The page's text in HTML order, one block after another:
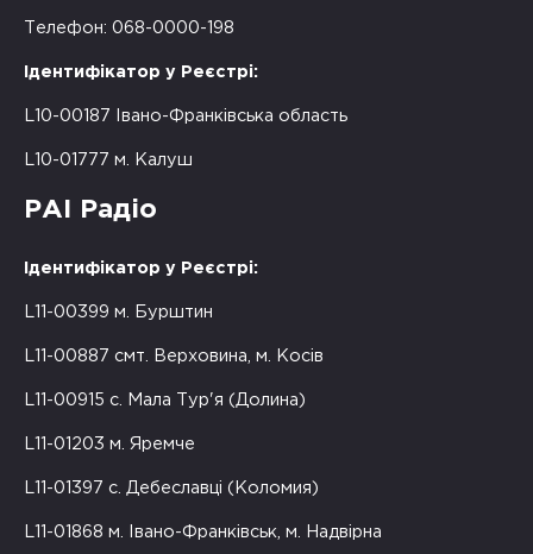
Телефон: 068-0000-198
Ідентифікатор у Реєстрі:
L10-00187 Івано-Франківська область
L10-01777 м. Калуш
РАІ Радіо
Ідентифікатор у Реєстрі:
L11-00399 м. Бурштин
L11-00887 смт. Верховина, м. Косів
L11-00915 с. Мала Тур'я (Долина)
L11-01203 м. Яремче
L11-01397 с. Дебеславці (Коломия)
L11-01868 м. Івано-Франківськ, м. Надвірна